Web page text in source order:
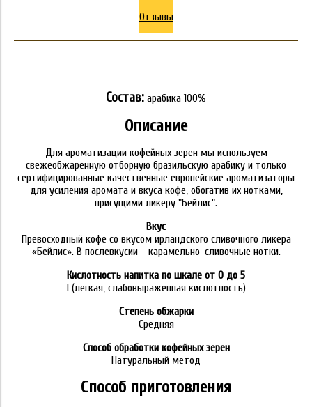
Отзывы
Состав: арабика 100%
Описание
Для ароматизации кофейных зерен мы используем
свежеобжаренную отборную бразильскую арабику и только
сертифицированные качественные европейские ароматизаторы
для усиления аромата и вкуса кофе, обогатив их нотками,
присущими ликеру "Бейлис".
Вкус
Превосходный кофе со вкусом ирландского сливочного ликера
«Бейлис». В послевкусии - карамельно-сливочные нотки.
Кислотность напитка по шкале от 0 до 5
1 (легкая, слабовыраженная кислотность)
Степень обжарки
Средняя
Способ обработки кофейных зерен
Натуральный метод
Способ приготовления